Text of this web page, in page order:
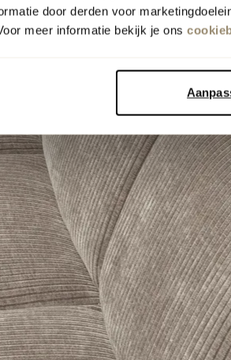
door derden voor
meer informatie bekijk je ons